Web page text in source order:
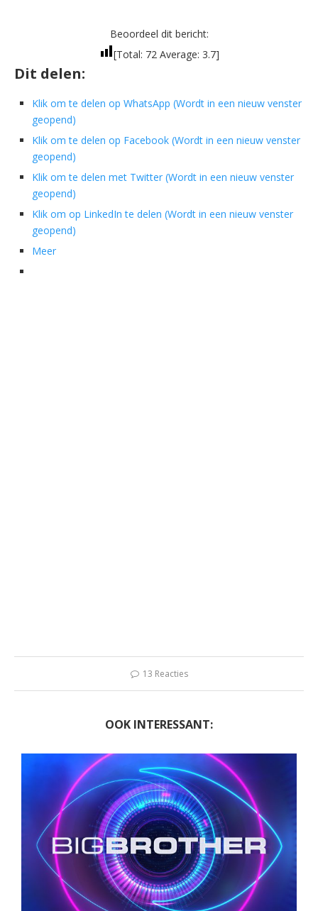
Beoordeel dit bericht:
[Total: 72Average: 3.7]
Dit delen:
Klik om te delen op WhatsApp (Wordt in een nieuw venster
geopend)
Klik om te delen op Facebook (Wordt in een nieuw venster
geopend)
Klik om te delen met Twitter (Wordt in een nieuw venster
geopend)
Klik om op LinkedIn te delen (Wordt in een nieuw venster
geopend)
Meer
13 Reacties
OOK INTERESSANT: